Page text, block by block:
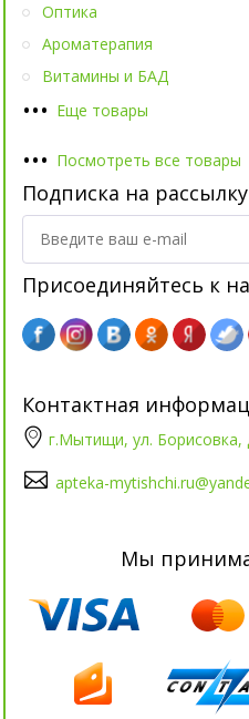
••• Еще товары
Оптика
Ароматерапия
Витамины и БАД
••• Посмотреть все товары
Подписка на рассылку
Присоединяйтесь к
Контактная
г.Мытищи, ул. Борисовка,
apteka-
Мы